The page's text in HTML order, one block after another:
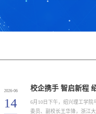
2026-06
14
校企携手 智启新程
6月10日下午，绍兴理工学院
委员、副校长王华锋，浙江